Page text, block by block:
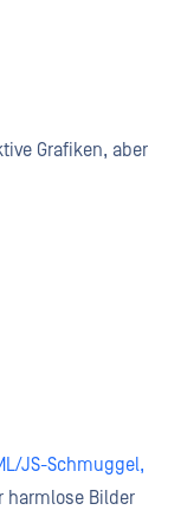
Grafiken, aber
JS-Schmuggel,
harmlose Bilder